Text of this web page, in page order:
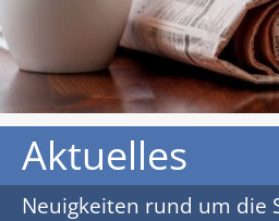
Aktuelles
Neuigkeiten rund um die